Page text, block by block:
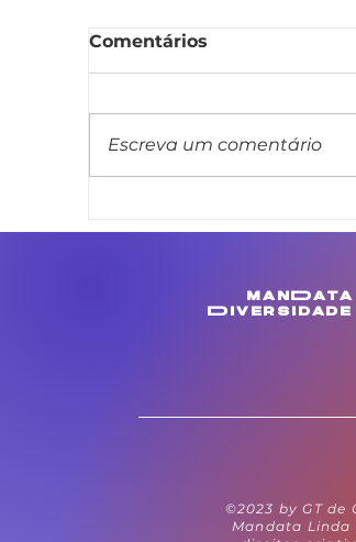
projeto de lei que veda
estaduais
Comentários
Escreva um comentário
Diversidade
©2023 by GT de
Mandata Linda